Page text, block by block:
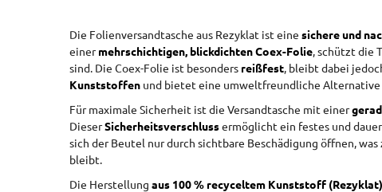
Die Folienversandtasche aus Rezyklat ist eine sichere und
einermehrschichtigen, blickdichten Coex-Folie, schützt die
sind. Die Coex-Folie ist besonders reißfest, bleibt dabei
Kunststoffen und bietet eine umweltfreundliche Alternative
Für maximale Sicherheit ist die Versandtasche mit einer
DieserSicherheitsverschlussermöglicht ein festes und
sich der Beutel nur durch sichtbare Beschädigung öffnen,
bleibt.
Die Herstellung aus 100 % recyceltem Kunststoff (Rezyklat)